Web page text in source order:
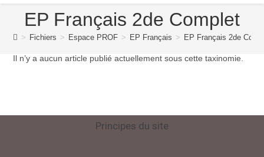
EP Français 2de Complet
> Fichiers > Espace PROF > EP Français > EP Français 2de
Il n’y a aucun article publié actuellement sous cette taxinomie.
Principes du site